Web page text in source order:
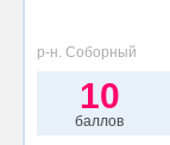
р-н. Соборный
10
баллов